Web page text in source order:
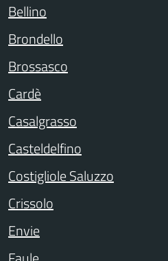
Bellino
Brondello
Brossasco
Cardè
Casalgrasso
Casteldelfino
Costigliole Saluzzo
Crissolo
Envie